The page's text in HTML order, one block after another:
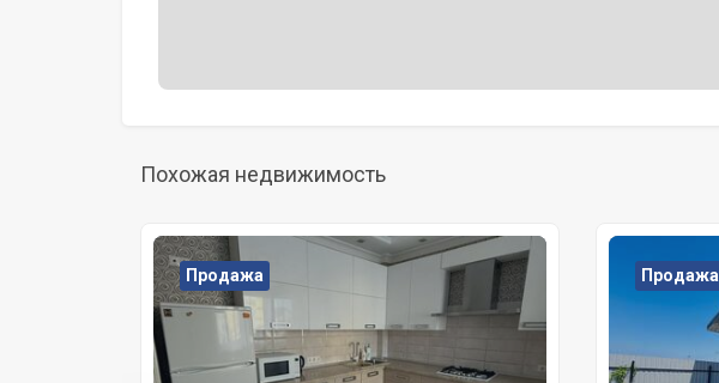
Похожая недвижимость
Продажа Продажа